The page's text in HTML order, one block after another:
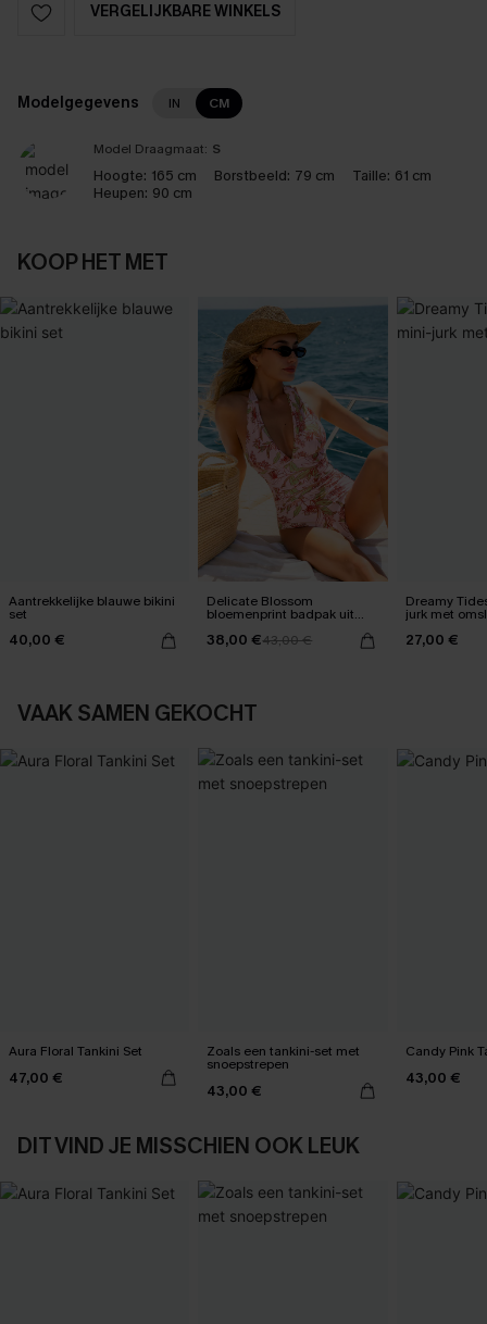
VERGELIJKBARE WINKELS
Modelgegevens IN CM
Model Draagmaat: S
Hoogte: 165 cm Borstbeeld: 79 cm Taille: 61 cm
Heupen: 90 cm
KOOP HET MET
Aantrekkelijke blauwe bikini
set
40,00 €
Delicate Blossom
bloemenprint badpak uit
38,00 €43,00 €
Dreamy
jurk met
27,00 €
VAAK SAMEN GEKOCHT
Aura Floral Tankini Set
47,00 €
Zoals een tankini-set met
snoepstrepen
43,00 €
Candy Pink
43,00 €
DIT VIND JE MISSCHIEN OOK LEUK